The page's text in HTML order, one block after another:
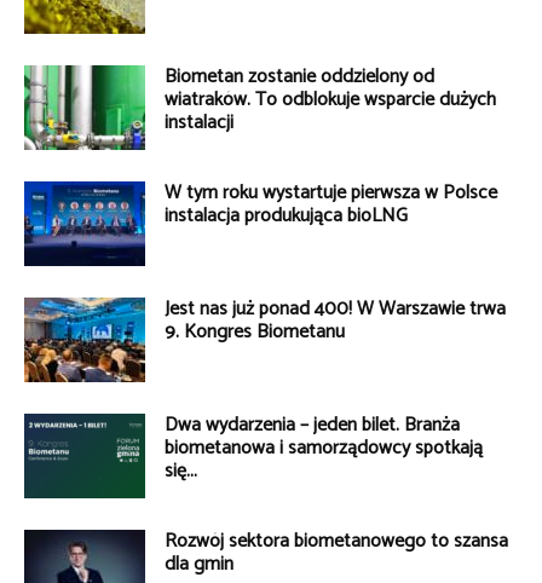
Biometan zostanie oddzielony od
wiatraków. To odblokuje wsparcie dużych
instalacji
W tym roku wystartuje pierwsza w Polsce
instalacja produkująca bioLNG
Jest nas już ponad 400! W Warszawie trwa
9. Kongres Biometanu
Dwa wydarzenia – jeden bilet. Branża
biometanowa i samorządowcy spotkają
się...
Rozwój sektora biometanowego to szansa
dla gmin